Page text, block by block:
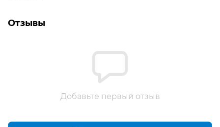
Отзывы
Добавьте первый отзыв